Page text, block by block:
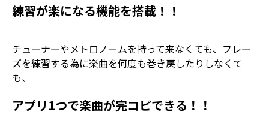
練習が楽になる機能を搭載！！
チューナーやメトロノームを持って来なくても、フレー
ズを練習する為に楽曲を何度も巻き戻したりしなくて
も、
アプリ1つで楽曲が完コピできる！！